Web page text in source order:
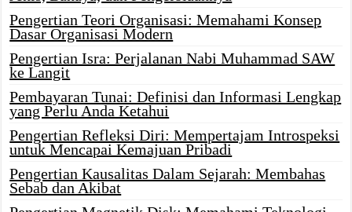
Pengertian Teori Organisasi: Memahami Konsep
Dasar Organisasi Modern
Pengertian Isra: Perjalanan Nabi Muhammad SAW
ke Langit
Pembayaran Tunai: Definisi dan Informasi Lengkap
yang Perlu Anda Ketahui
Pengertian Refleksi Diri: Mempertajam Introspeksi
untuk Mencapai Kemajuan Pribadi
Pengertian Kausalitas Dalam Sejarah: Membahas
Sebab dan Akibat